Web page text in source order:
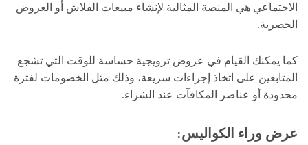
الاجتماعي هي المنصة المثالية لإنشاء مبيعات الفلاش أو العروض
الحصرية.
كما يمكنك القيام في عروض ترويجية حساسة للوقت التي تشجع
المتابعين على اتخاذ إجراءات سريعة، وذلك مثل الخصومات لفترة
محدودة أو عناصر المكافآت عند الشراء.
عرض وراء الكواليس: